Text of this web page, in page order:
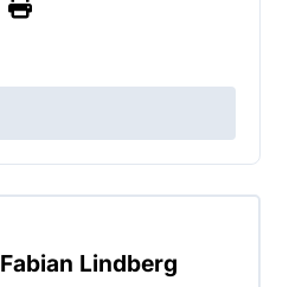
Fabian Lindberg